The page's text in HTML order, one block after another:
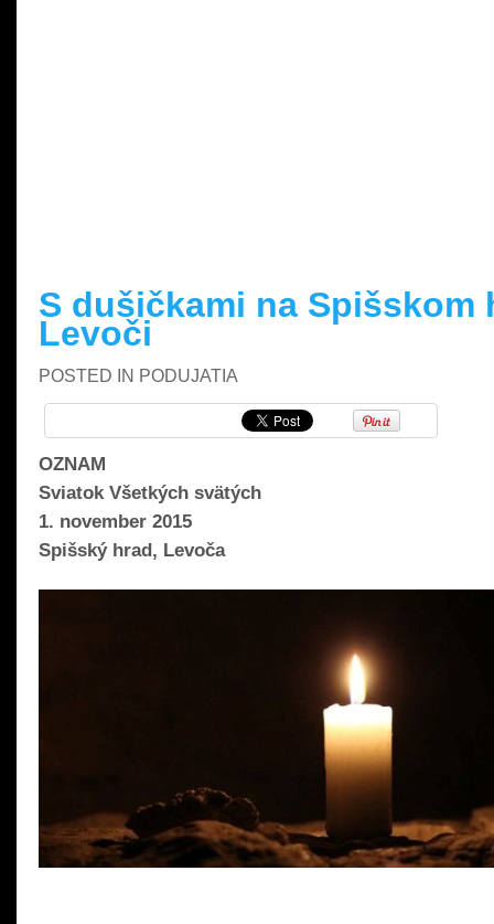
S dušičkami na Spišskom
Levoči
POSTED IN PODUJATIA
OZNAM
Sviatok Všetkých svätých
1. november 2015
Spišský hrad, Levoča